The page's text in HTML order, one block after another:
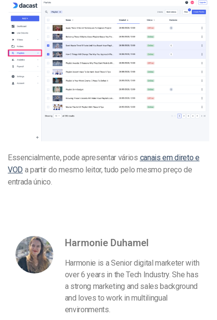
Essencialmente, pode apresentar vários canais em direto e
VOD a partir do mesmo leitor, tudo pelo mesmo preço de
entrada único.
Harmonie Duhamel
Harmonie is a Senior digital marketer with
over 6 years in the Tech Industry. She has
a strong marketing and sales background
and loves to work in multilingual
environments.